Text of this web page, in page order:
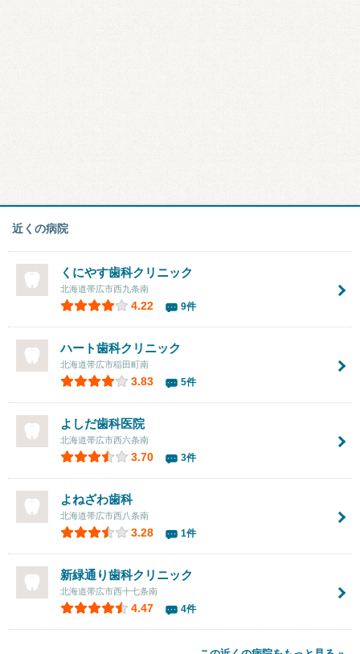
近くの病院
くにやす歯科クリニック
北海道帯広市西九条南
4.22 9件
ハート歯科クリニック
北海道帯広市稲田町南
3.83 5件
よしだ歯科医院
北海道帯広市西六条南
3.70 3件
よねざわ歯科
北海道帯広市西八条南
3.28 1件
新緑通り歯科クリニック
北海道帯広市西十七条南
4.47 4件